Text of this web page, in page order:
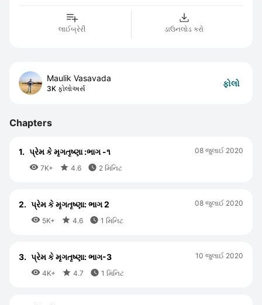
લાઈબ્રેરી ડાઉનલોડ કરો
Maulik Vasavada
3K ફોલોઅર્સ
ફોલો
Chapters
1. પ્રેમ કે મૃગતૃષ્ણા :ભાગ -૧
 7K+  4.6  2 મિનિટ
08 જુલાઈ 2020
2. પ્રેમ કે મૃગતૃષ્ણા: ભાગ 2
 5K+  4.6  1 મિનિટ
08 જુલાઈ 2020
3. પ્રેમ કે મૃગતૃષ્ણા: ભાગ-3
 4K+  4.7  1 મિનિટ
10 જુલાઈ 2020